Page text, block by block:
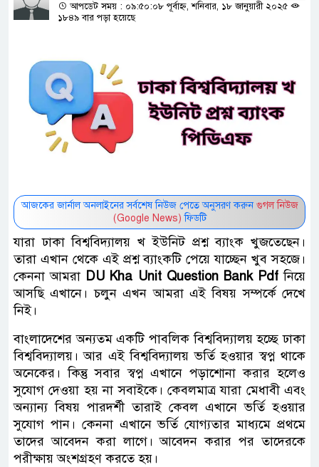
আপডেট সময় : ০৯:৫০:০৮ পূর্বাহ্ন, শনিবার, ১৮ জানুয়ারী ২০২৫
১৮৪৯ বার পড়া হয়েছে
আজকের জার্নাল অনলাইনের সর্বশেষ নিউজ পেতে অনুসরণ করুন গুগল নিউজ
(Google News) ফিডটি
যারা ঢাকা বিশ্ববিদ্যালয় খ ইউনিট প্রশ্ন ব্যাংক খুজতেছেন।
তারা এখান থেকে এই প্রশ্ন ব্যাংকটি পেয়ে যাচ্ছেন খুব সহজে।
কেননা আমরা ‌ DU Kha Unit Question Bank Pdfনিয়ে
আসছি এখানে। চলুন এখন আমরা এই বিষয় সম্পর্কে দেখে
নিই।
বাংলাদেশের অন্যতম একটি পাবলিক বিশ্ববিদ্যালয় হচ্ছে ঢাকা
বিশ্ববিদ্যালয়। আর এই বিশ্ববিদ্যালয় ভর্তি হওয়ার স্বপ্ন থাকে
অনেকের। কিন্তু সবার স্বপ্ন এখানে পড়াশোনা করার হলেও
সুযোগ দেওয়া হয় না সবাইকে। কেবলমাত্র যারা মেধাবী এবং
অন্যান্য বিষয় পারদর্শী তারাই কেবল এখানে ভর্তি হওয়ার
সুযোগ পান। কেননা এখানে ভর্তি যোগ্যতার মাধ্যমে প্রথমে
তাদের আবেদন করা লাগে। আবেদন করার পর তাদেরকে
পরীক্ষায় অংশগ্রহণ করতে হয়।